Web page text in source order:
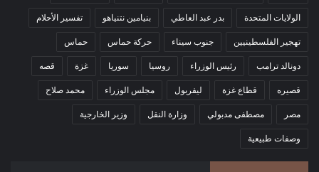
47.67 جنيه للبيع.
الولايات المتحدة بدر عبد العاطي بنيامين نتنياهو تفسير الأحلام
تهجير الفلسطينيين جنوب سيناء حركة حماس حماس
دونالد ترامب رئيس الوزراء روسيا سوريا غزة قصه
قصيره قطاع غزة ليفربول مجلس الوزراء محمد صلاح
مصر مصطفى مدبولي وزارة النقل وزير الخارجية
وصفات طبيعية